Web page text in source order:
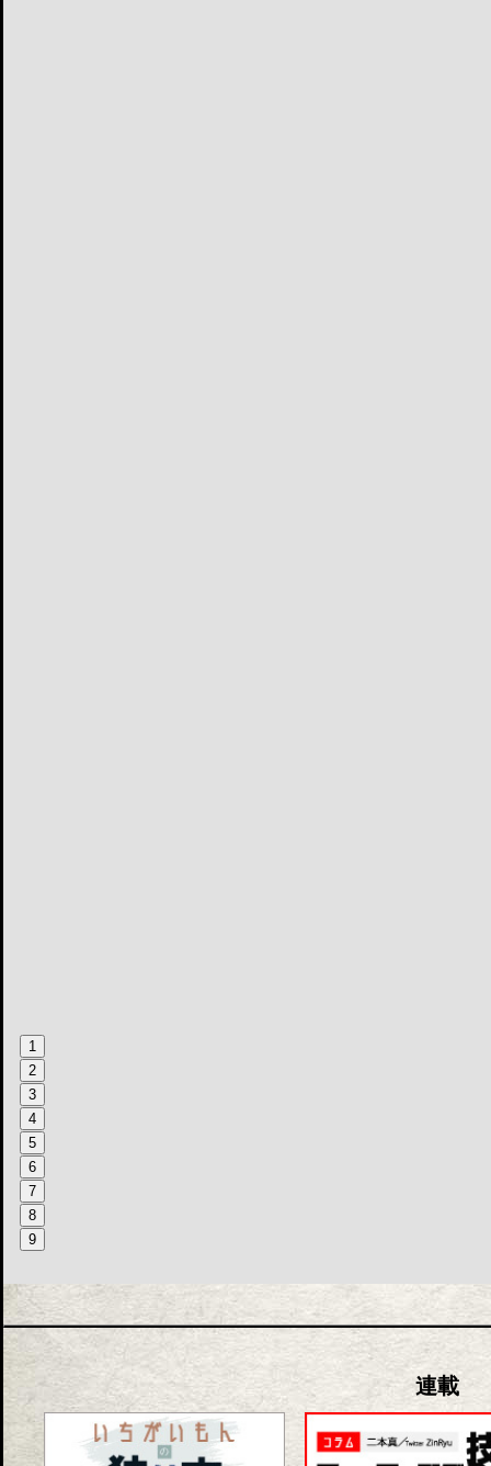
1
2
3
4
5
6
7
8
9
連載